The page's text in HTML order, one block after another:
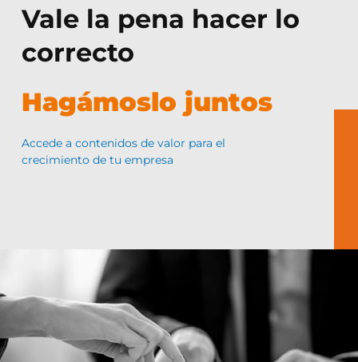
Vale la pena hacer lo
correcto
Hagámoslo juntos
Accede a contenidos de valor para el
crecimiento de tu empresa